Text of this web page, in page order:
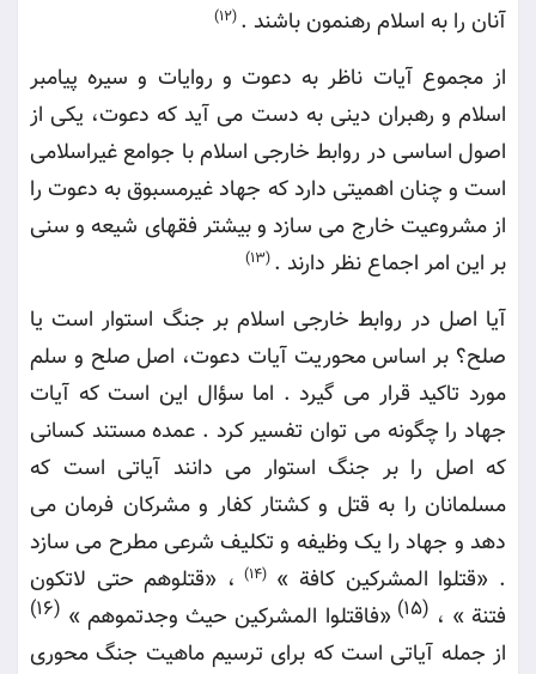
آنان را به اسلام رهنمون باشند .
(12)
از مجموع آیات ناظر به دعوت و روایات و سیره پیامبر
اسلام و رهبران دینی به دست می آید که دعوت، یکی از
اصول اساسی در روابط خارجی اسلام با جوامع غیراسلامی
است و چنان اهمیتی دارد که جهاد غیرمسبوق به دعوت را
از مشروعیت خارج می سازد و بیشتر فقهای شیعه و سنی
بر این امر اجماع نظر دارند .
(13)
آیا اصل در روابط خارجی اسلام بر جنگ استوار است یا
صلح؟ بر اساس محوریت آیات دعوت، اصل صلح و سلم
مورد تاکید قرار می گیرد . اما سؤال این است که آیات
جهاد را چگونه می توان تفسیر کرد . عمده مستند کسانی
که اصل را بر جنگ استوار می دانند آیاتی است که
مسلمانان را به قتل و کشتار کفار و مشرکان فرمان می
دهد و جهاد را یک وظیفه و تکلیف شرعی مطرح می سازد
. «قتلوا المشرکین کافة »
(14) ، «قتلوهم حتی لاتکون
فتنة» ، (15)
«فاقتلوا المشرکین حیث وجدتموهم »
(16)
از جمله آیاتی است که برای ترسیم ماهیت جنگ محوری